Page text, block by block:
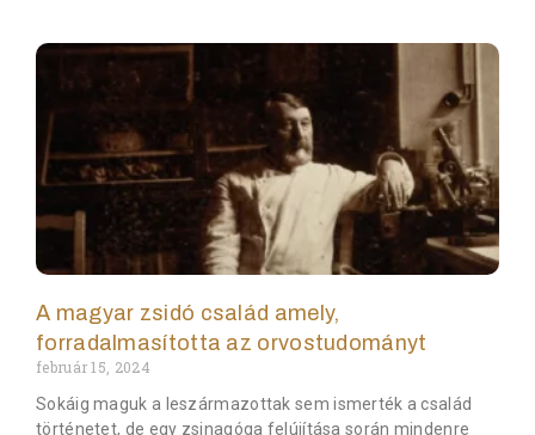
A magyar zsidó család amely,
forradalmasította az orvostudományt
február 15, 2024
Sokáig maguk a leszármazottak sem ismerték a család
történetet, de egy zsinagóga felújítása során mindenre